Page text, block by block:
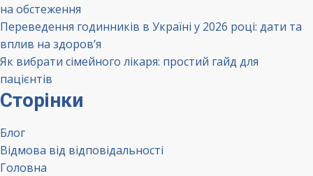
на обстеження
Переведення годинників в Україні у 2026 році: дати та
вплив на здоров’я
Як вибрати сімейного лікаря: простий гайд для
пацієнтів
Сторінки
Блог
Відмова від відповідальності
Головна